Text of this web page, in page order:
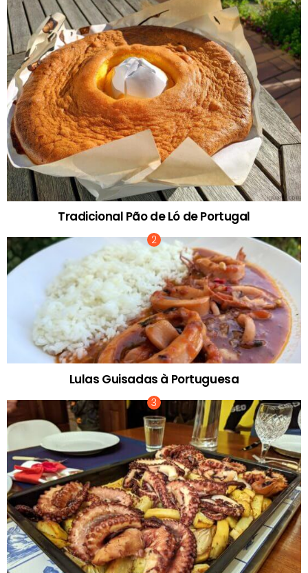
Tradicional Pão de Ló de Portugal
Lulas Guisadas à Portuguesa